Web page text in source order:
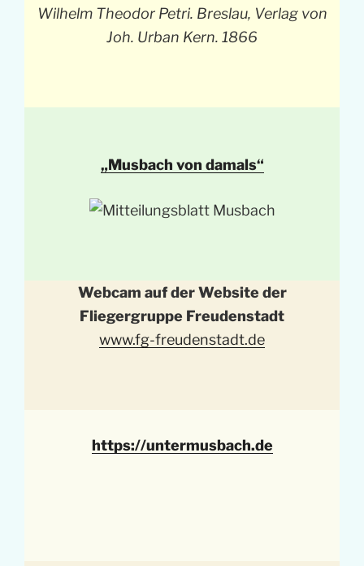
Wilhelm Theodor Petri. Breslau, Verlag von
Joh. Urban Kern. 1866
„Musbach von damals“
Webcam auf der Website der
Fliegergruppe Freudenstadt
www.fg-freudenstadt.de
https://untermusbach.de